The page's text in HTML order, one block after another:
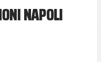
NAPOLI